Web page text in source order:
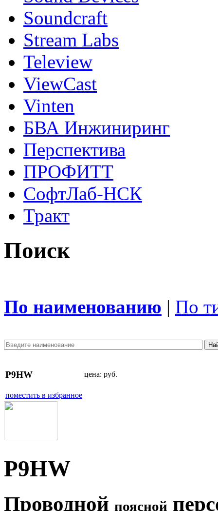
Soundcraft
Stream Labs
Teleview
ViewCast
Vinten
БВА Инжиниринг
Перспектива
ПРОФИТТ
СофтЛаб-НСК
Тракт
Поиск
По наименованию | По
P9HW цена: руб.
поместить в избранное
P9HW
Проводной поясной